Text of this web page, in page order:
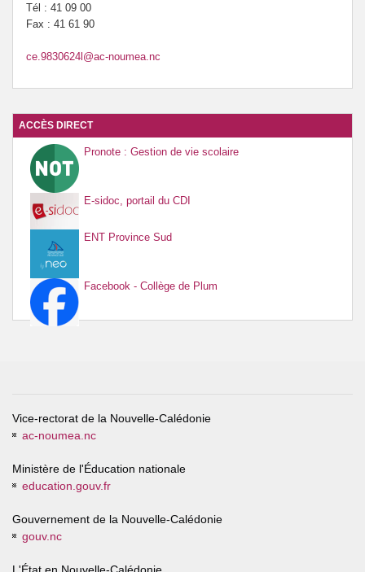
Tél : 41 09 00
Fax : 41 61 90
ce.9830624l@ac-noumea.nc
ACCÈS DIRECT
Pronote : Gestion de vie scolaire
E-sidoc, portail du CDI
ENT Province Sud
Facebook - Collège de Plum
Vice-rectorat de la Nouvelle-Calédonie
ac-noumea.nc
Ministère de l'Éducation nationale
education.gouv.fr
Gouvernement de la Nouvelle-Calédonie
gouv.nc